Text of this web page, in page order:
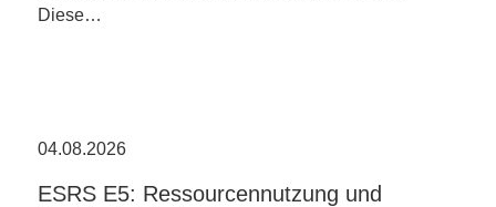
Diese…
04.08.2026
ESRS E5: Ressourcennutzung und